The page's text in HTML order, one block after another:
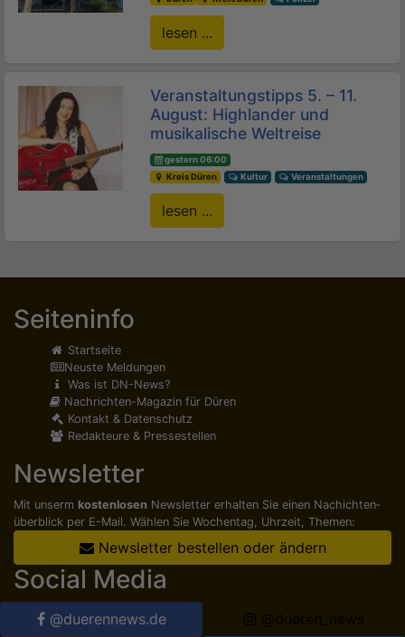
lesen ...
Veranstaltungstipps 5. – 11.
August: Highlander und
musikalische Weltreise
gestern 06:00
Kreis Düren
Kultur Veranstaltungen
lesen ...
Seiteninfo
Startseite
Neuste Meldungen
Was ist DN-News?
Nachrichten-Magazin für Düren
Kontakt & Datenschutz
Redakteure & Pressestellen
Newsletter
Mit unserm kostenlosen Newsletter erhalten Sie einen Nachichten­
überblick per E-Mail. Wählen Sie Wochentag, Uhrzeit, Themen:
Newsletter bestellen oder ändern
Social Media
@duerennews.de